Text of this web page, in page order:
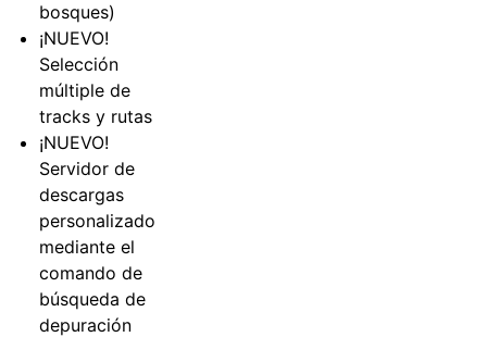
bosques)
¡NUEVO!
Selección
múltiple de
tracks y rutas
¡NUEVO!
Servidor de
descargas
personalizado
mediante el
comando de
búsqueda de
depuración